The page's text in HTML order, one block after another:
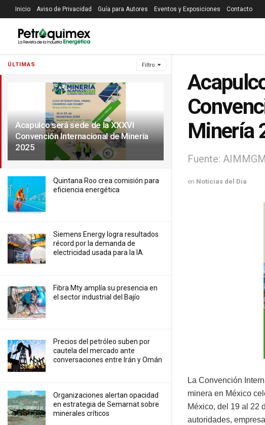
ÚLTIMAS Filtro
Acapulco será sede de la XXXVI
Convención Internacional de Minería
2025
Quintana Roo crea comisión para
eficiencia energética
Siemens Energy logra resultados
récord por la demanda de
electricidad usada para la IA
Fibra Mty amplía su presencia en
el sector industrial del Bajío
Precios ⁠del petróleo suben por
cautela del mercado ante
conversaciones entre Irán y Omán
Organizaciones alertan opacidad
en estrategia de Semarnat sobre
minerales críticos
Inicio Aviso de Privacidad Guía para Autores Eventos y Exposiciones Contacto
Minería
Fuente: AIMMGM
en Noticias del Día
La Convención
minera en México
México, del 19 al 22
autoridades,